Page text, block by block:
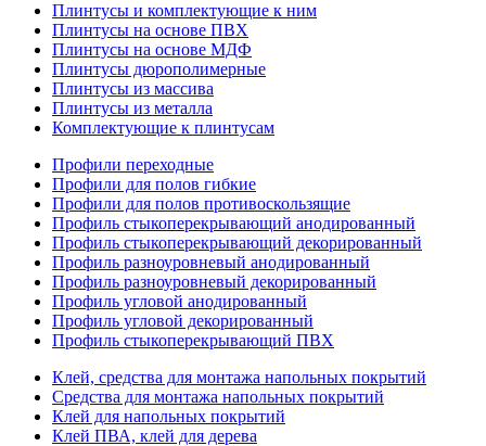
Плинтусы и комплектующие к ним
Плинтусы на основе ПВХ
Плинтусы на основе МДФ
Плинтусы дюрополимерные
Плинтусы из массива
Плинтусы из металла
Комплектующие к плинтусам
Профили переходные
Профили для полов гибкие
Профили для полов противоскользящие
Профиль стыкоперекрывающий анодированный
Профиль стыкоперекрывающий декорированный
Профиль разноуровневый анодированный
Профиль разноуровневый декорированный
Профиль угловой анодированный
Профиль угловой декорированный
Профиль стыкоперекрывающий ПВХ
Клей, средства для монтажа напольных покрытий
Средства для монтажа напольных покрытий
Клей для напольных покрытий
Клей ПВА, клей для дерева